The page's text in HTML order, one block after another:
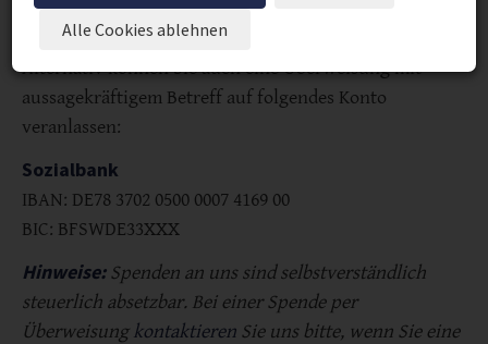
Alternativ können Sie auch eine Überweisung mit
aussagekräftigem Betreff auf folgendes Konto
veranlassen:
Sozialbank
IBAN: DE78 3702 0500 0007 4169 00
BIC: BFSWDE33XXX
Hinweise:Spenden an uns sind selbstverständlich
steuerlich absetzbar. Bei einer Spende per
Überweisungkontaktieren Sie uns bitte, wenn Sie eine
Alle Cookies ablehnen